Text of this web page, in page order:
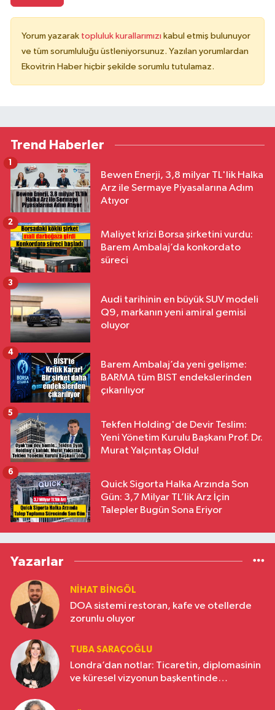
Yorum yazarak topluluk kurallarımızı kabul etmiş bulunuyor
ve tüm sorumluluğu üstleniyorsunuz. Yazılan yorumlardan
Ekovitrin Haber hiçbir şekilde sorumlu tutulamaz.
Trend Haberler
Bewen Enerji, 3,8 milyar TL'lik Halka
Arz ile Sermaye Piyasalarına Adım
Atıyor
1
Maliyet krizi Borsa şirketini vurdu:
Barem Ambalaj’da konkordato
süreci
2
Audi tarihinin en büyük SUV modeli
Q9, markanın yeni amiral gemisi
oluyor
3
Barem Ambalaj’da yeni gelişme:
BARMA tüm BIST endekslerinden
çıkarılıyor
4
Tekfen Holding'de Devir Teslim:
Yeni Yönetim Kurulu Başkanı Prof. Dr.
Murat Yalçıntaş Oldu!
5
Quick Sigorta Halka Arzında Son
Gün: 3,7 Milyar TL’lik Arz İçin
Talepler Bugün Sona Eriyor
6
Yazarlar
NIHAT BINGÖL
DOA sistemi restoran, kafe ve otellerde
zorunlu oluyor
TUBA SARAÇOĞLU
Londra’dan notlar: Ticaretin, diplomasinin
ve küresel vizyonun başkentinde